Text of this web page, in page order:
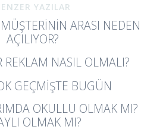
YAZILAR
ARASI NEDEN
AÇILIYOR?
REKLAM NASIL OLMALI?
GEÇMIŞTE BUGÜN
OKULLU OLMAK MI?
OLMAK MI?